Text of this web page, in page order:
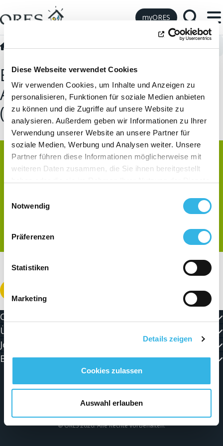
Diese Webseite verwendet Cookies
Wir verwenden Cookies, um Inhalte und Anzeigen zu
personalisieren, Funktionen für soziale Medien anbieten
zu können und die Zugriffe auf unsere Website zu
analysieren. Außerdem geben wir Informationen zu Ihrer
Verwendung unserer Website an unsere Partner für
soziale Medien, Werbung und Analysen weiter. Unsere
Partner führen diese Informationen möglicherweise mit
weiteren Daten zusammen, die Sie ihnen bereitgestellt
Cookies, wenn Sie unsere Webseite weiterhin nutzen.
Notwendig
Präferenzen
Statistiken
Marketing
Details zeigen
Cookies zulassen
Auswahl erlauben
Skip to Content
myORES
E-21 Beantragung eines
Anschlusses ohne Zähler
(Synergrid C1-109)
Contact
Über ORES
Jobnews
Bleiben Sie mit uns verbunden!
Allgemeine Bedingungen
Impressum
Cookie Anweisung
© ORES 2026. Alle Rechte vorbehalten.